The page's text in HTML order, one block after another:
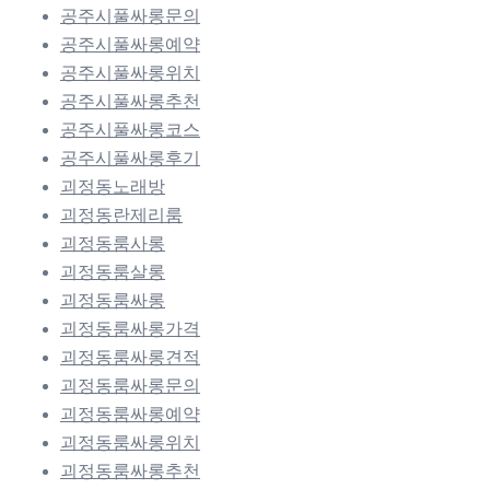
공주시풀싸롱문의
공주시풀싸롱예약
공주시풀싸롱위치
공주시풀싸롱추천
공주시풀싸롱코스
공주시풀싸롱후기
괴정동노래방
괴정동란제리룸
괴정동룸사롱
괴정동룸살롱
괴정동룸싸롱
괴정동룸싸롱가격
괴정동룸싸롱견적
괴정동룸싸롱문의
괴정동룸싸롱예약
괴정동룸싸롱위치
괴정동룸싸롱추천